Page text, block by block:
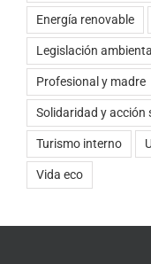
Energía renovable
Legislación ambiental
Profesional y madre
Solidaridad y acción
Turismo interno
Vida eco